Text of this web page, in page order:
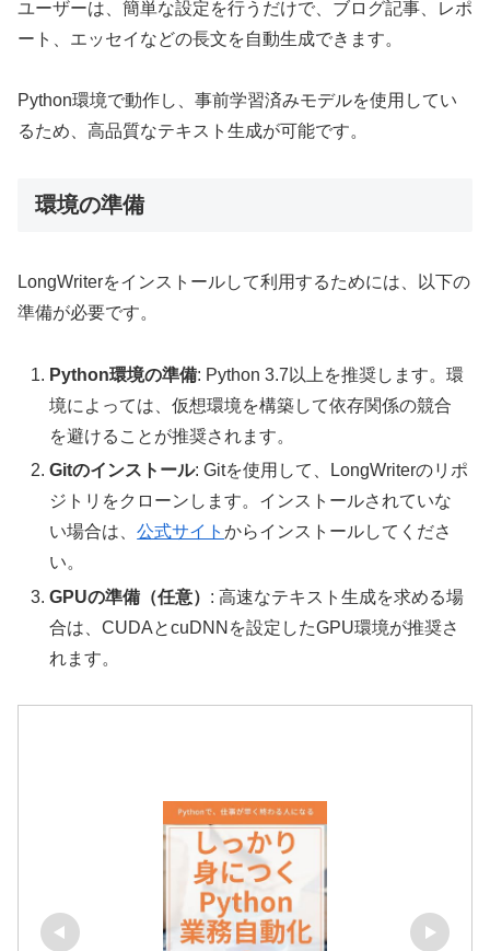
ユーザーは、簡単な設定を行うだけで、ブログ記事、レポ
ート、エッセイなどの長文を自動生成できます。
Python環境で動作し、事前学習済みモデルを使用してい
るため、高品質なテキスト生成が可能です。
環境の準備
LongWriterをインストールして利用するためには、以下の
準備が必要です。
Python環境の準備: Python 3.7以上を推奨します。環
境によっては、仮想環境を構築して依存関係の競合
を避けることが推奨されます。
Gitのインストール: Gitを使用して、LongWriterのリポ
ジトリをクローンします。インストールされていな
い場合は、公式サイトからインストールしてくださ
い。
GPUの準備（任意） : 高速なテキスト生成を求める場
合は、CUDAとcuDNNを設定したGPU環境が推奨さ
れます。